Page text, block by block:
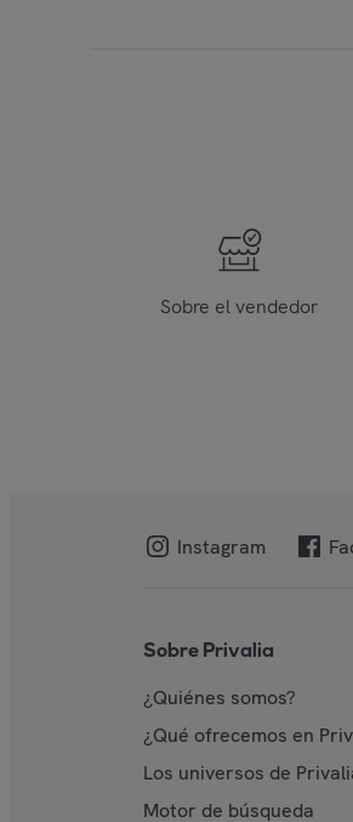
Sobre el vendedor
Instagram
Sobre Privalia
¿Quiénes somos?
¿Qué ofrecemos en
Los universos de
Motor de búsqueda